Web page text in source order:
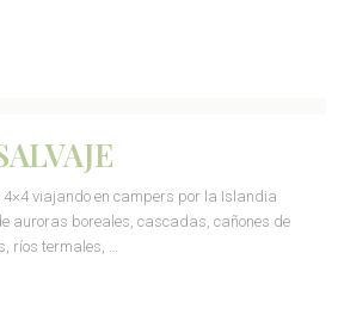
viajando en campers por la Islandia
auroras boreales, cascadas, cañones de
ríos termales, …